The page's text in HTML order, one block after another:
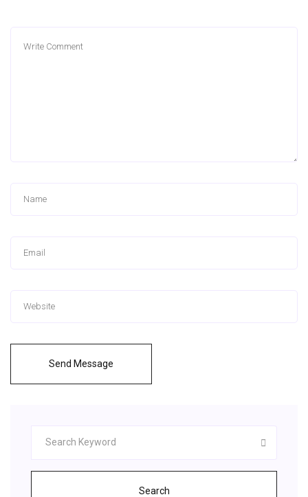
Send Message
Search